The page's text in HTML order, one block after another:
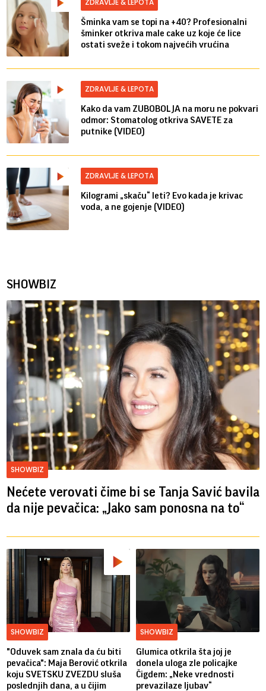
ZDRAVLJE & LEPOTA
Šminka vam se topi na +40? Profesionalni
šminker otkriva male cake uz koje će lice
ostati sveže i tokom najvećih vrućina
ZDRAVLJE & LEPOTA
Kako da vam ZUBOBOLJA na moru ne pokvari
odmor: Stomatolog otkriva SAVETE za
putnike (VIDEO)
ZDRAVLJE & LEPOTA
Kilogrami „skaču“ leti? Evo kada je krivac
voda, a ne gojenje (VIDEO)
SHOWBIZ
SHOWBIZ
Nećete verovati čime bi se Tanja Savić bavila
da nije pevačica: „Jako sam ponosna na to“
SHOWBIZ
"Oduvek sam znala da ću biti
pevačica": Maja Berović otkrila
koju SVETSKU ZVEZDU sluša
poslednjih dana, a u čijim
SHOWBIZ
Glumica otkrila šta joj je
donela uloga zle policajke
Čigdem: „Neke vrednosti
prevazilaze ljubav“